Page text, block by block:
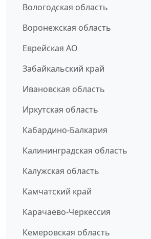
Вологодская область
Воронежская область
Еврейская АО
Забайкальский край
Ивановская область
Иркутская область
Кабардино-Балкария
Калининградская область
Калужская область
Камчатский край
Карачаево-Черкессия
Кемеровская область